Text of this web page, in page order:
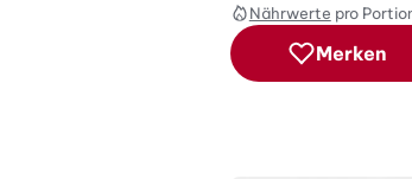
Nährwerte pro
Merken